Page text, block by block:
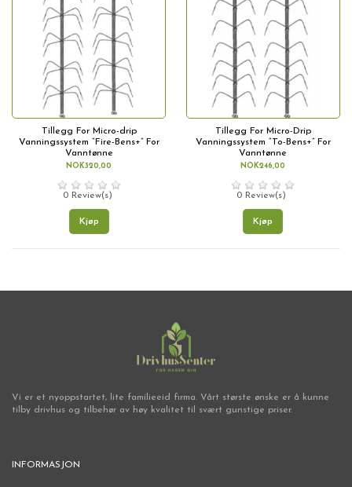
Tillegg For Micro-drip
Vanningssystem “Fire-Bens+” For
Vanntønne
NOK320,00
0 Review(s)
Kjøp
Tillegg For Micro-Drip
Vanningssystem “To-Bens+” For
Vanntønne
NOK246,00
0 Review(s)
Kjøp
Vi er et nyoppstartet, lite familieeid firma. Vårt største ønske er å kunne
tilby drivhus og tilbehør av høy kvalitet til svært gunstige priser.
INFORMASJON